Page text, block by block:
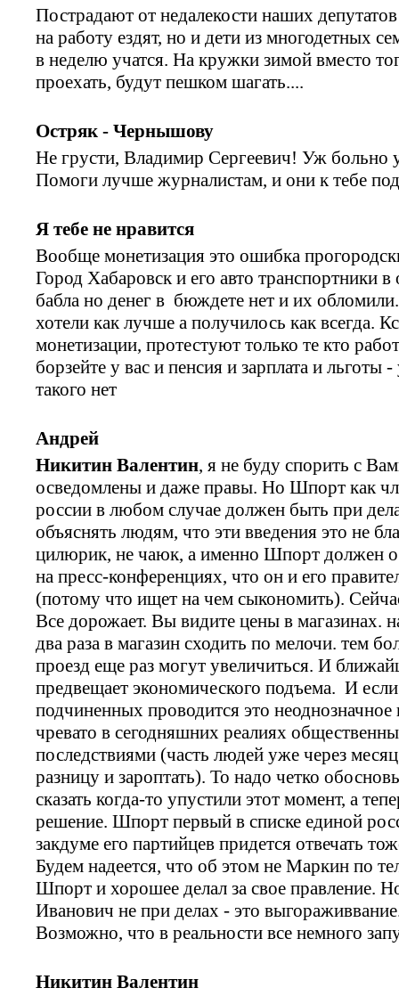
Пострадают от недалекости наших
на работу ездят, но и дети из многодетных
в неделю учатся. На кружки зимой вместо
проехать, будут пешком шагать....
Остряк - Чернышову
Не грусти, Владимир Сергеевич! Уж больно
Помоги лучше журналистам, и они к тебе
Я тебе не нравится
Вообще монетизация это ошибка
Город Хабаровск и его авто транспортники
бабла но денег в бюждете нет и их
хотели как лучше а получилось как всегда.
монетизации, протестуют только те кто
борзейте у вас и пенсия и зарплата и
такого нет
Андрей
Никитин Валентин, я не буду спорить с
осведомлены и даже правы. Но Шпорт как
россии в любом случае должен быть при
объяснять людям, что эти введения это не
цилюрик, не чаюк, а именно Шпорт должен
на пресс-конференциях, что он и его
(потому что ищет на чем сыкономить).
Все дорожает. Вы видите цены в магазинах.
два раза в магазин сходить по мелочи. тем
проезд еще раз могут увеличиться. И
предвещает экономического подъема. И
подчиненных проводится это
чревато в сегодняшних реалиях
последствиями (часть людей уже через
разницу и зароптать). То надо четко
сказать когда-то упустили этот момент, а
решение. Шпорт первый в списке единой
закдуме его партийцев придется отвечать
Будем надеется, что об этом не Маркин по
Шпорт и хорошее делал за свое правление.
Иванович не при делах - это
Возможно, что в реальности все немного
Никитин Валентин